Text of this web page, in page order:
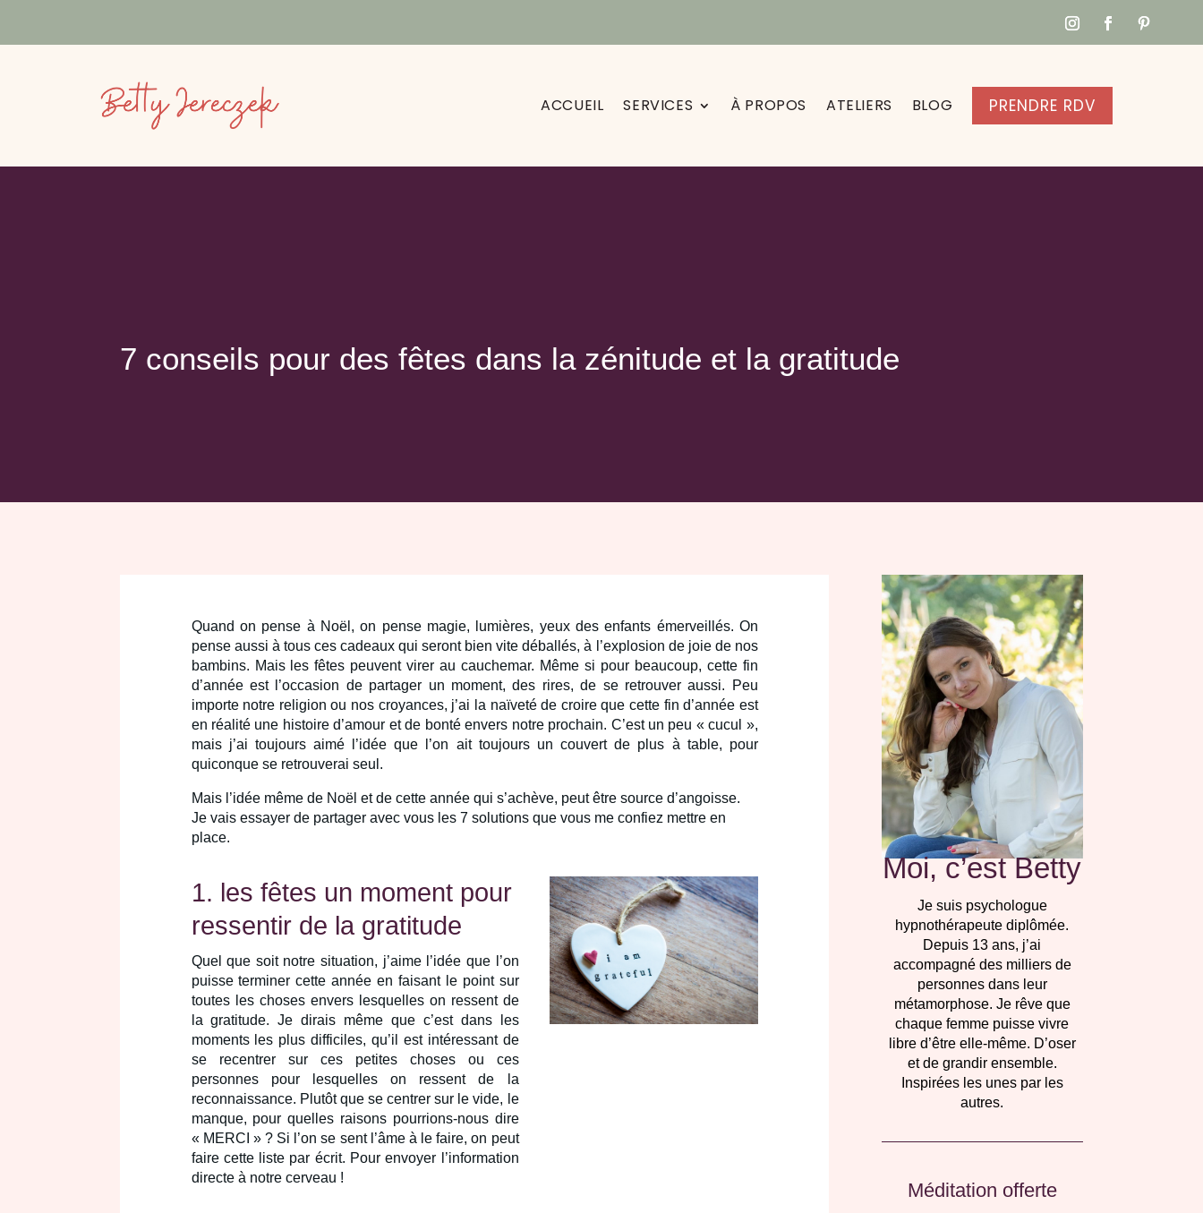
ACCUEIL SERVICES À PROPOS ATELIERS BLOG PRENDRE RDV
7 conseils pour des fêtes dans la zénitude et la gratitude
Quand on pense à Noël, on pense magie, lumières, yeux des enfants émerveillés. On
pense aussi à tous ces cadeaux qui seront bien vite déballés, à l’explosion de joie de nos
bambins. Mais les fêtes peuvent virer au cauchemar. Même si pour beaucoup, cette fin
d’année est l’occasion de partager un moment, des rires, de se retrouver aussi. Peu
importe notre religion ou nos croyances, j’ai la naïveté de croire que cette fin d’année est
en réalité une histoire d’amour et de bonté envers notre prochain. C’est un peu « cucul »,
mais j’ai toujours aimé l’idée que l’on ait toujours un couvert de plus à table, pour
quiconque se retrouverai seul.
Mais l’idée même de Noël et de cette année qui s’achève, peut être source d’angoisse.
Je vais essayer de partager avec vous les 7 solutions que vous me confiez mettre en
place.
1. les fêtes un moment pour
ressentir de la gratitude
Quel que soit notre situation, j’aime l’idée que l’on
puisse terminer cette année en faisant le point sur
toutes les choses envers lesquelles on ressent de
la gratitude. Je dirais même que c’est dans les
moments les plus difficiles, qu’il est intéressant de
se recentrer sur ces petites choses ou ces
personnes pour lesquelles on ressent de la
reconnaissance. Plutôt que se centrer sur le vide, le
manque, pour quelles raisons pourrions-nous dire
« MERCI » ? Si l’on se sent l’âme à le faire, on peut
faire cette liste par écrit. Pour envoyer l’information
directe à notre cerveau !
Moi, c’est Betty
Je suis psychologue
hypnothérapeute diplômée.
Depuis 13 ans, j’ai
accompagné des milliers de
personnes dans leur
métamorphose. Je rêve que
chaque femme puisse vivre
libre d’être elle-même. D’oser
et de grandir ensemble.
Inspirées les unes par les
autres.
Méditation offerte